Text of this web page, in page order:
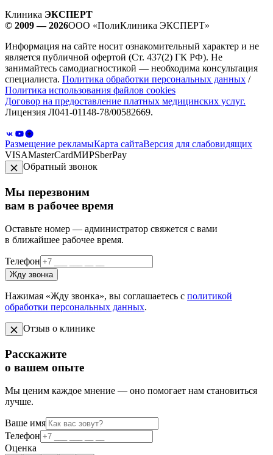
Клиника ЭКСПЕРТ
© 2009 — 2026ООО «ПолиКлиника ЭКСПЕРТ»
Информация на сайте носит ознакомительный характер и не
является публичной офертой (Ст. 437(2) ГК РФ). Не
занимайтесь самодиагностикой — необходима консультация
специалиста. Политика обработки персональных данных /
Политика использования файлов cookies
Договор на предоставление платных медицинских услуг.
Лицензия Л041-01148-78/00582669.
Размещение рекламыКарта сайтаВерсия для слабовидящих
VISAMasterCardМИРSberPay
Обратный звонок
Мы перезвоним
вам в рабочее время
Оставьте номер — администратор свяжется с вами
в ближайшее рабочее время.
Телефон
Жду звонка
Нажимая «Жду звонка», вы соглашаетесь с политикой
обработки персональных данных.
Отзыв о клинике
Расскажите
о вашем опыте
Мы ценим каждое мнение — оно помогает нам становиться
лучше.
Ваше имя
Телефон
Оценка